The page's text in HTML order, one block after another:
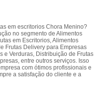
em escritorios Chora Menino?
no segmento de Alimentos
em Escritorios, Alimentos
Frutas Delivery para Empresas
e Verduras, Distribuição de Frutas
entre outros serviços. Isso
com ótimos profissionais e
a satisfação do cliente e a